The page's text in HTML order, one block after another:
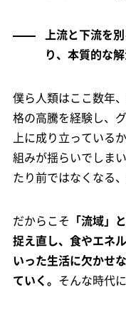
上流と下流を
り、本質的な
僕ら人類はここ数年
格の高騰を経験し、
上に成り立っている
組みが揺らいでしま
たり前ではなくなる
だからこそ 「流域」
捉え直し、食やエネ
いった生活に欠かせ
ていく。 そんな時代